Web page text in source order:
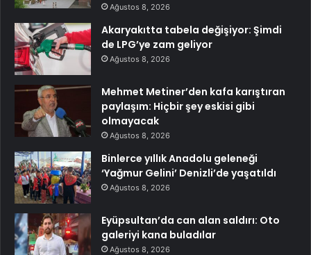
Ağustos 8, 2026
Akaryakıtta tabela değişiyor: Şimdi
de LPG’ye zam geliyor
Ağustos 8, 2026
Mehmet Metiner’den kafa karıştıran
paylaşım: Hiçbir şey eskisi gibi
olmayacak
Ağustos 8, 2026
Binlerce yıllık Anadolu geleneği
‘Yağmur Gelini’ Denizli’de yaşatıldı
Ağustos 8, 2026
Eyüpsultan’da can alan saldırı: Oto
galeriyi kana buladılar
Ağustos 8, 2026